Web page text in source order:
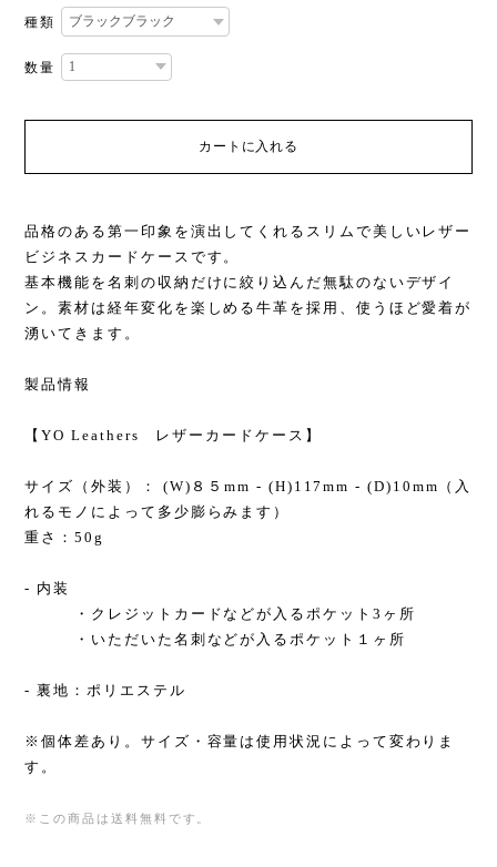
種類
数量
カートに入れる
品格のある第一印象を演出してくれるスリムで美しいレザー
ビジネスカードケースです。
基本機能を名刺の収納だけに絞り込んだ無駄のないデザイ
ン。素材は経年変化を楽しめる牛革を採用、使うほど愛着が
湧いてきます。
製品情報
【YO Leathers レザーカードケース】
サイズ（外装）： (W)８５mm - (H)117mm - (D)10mm（入
れるモノによって多少膨らみます）
重さ：50g
- 内装
・クレジットカードなどが入るポケット3ヶ所
・いただいた名刺などが入るポケット１ヶ所
- 裏地：ポリエステル
※個体差あり。サイズ・容量は使用状況によって変わりま
す。
※この商品は 送料無料 です。